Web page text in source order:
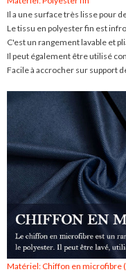
Il a une surface très lisse pour
Le tissu en polyester fin est
C'est un rangement lavable et
Il peut également être utilisé
Facile à accrocher sur support
Matériel: Chiffon en microfibre